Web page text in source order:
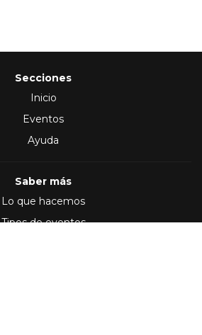
Secciones
Inicio
Eventos
Ayuda
Saber más
Lo que hacemos
Tipos de eventos